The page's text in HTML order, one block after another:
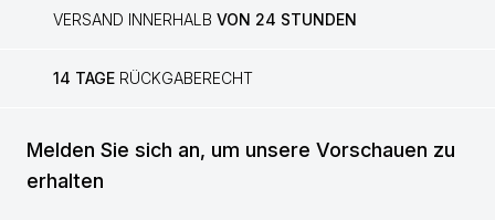
VERSAND INNERHALB VON 24 STUNDEN
14 TAGE RÜCKGABERECHT
Melden Sie sich an, um unsere Vorschauen zu
erhalten